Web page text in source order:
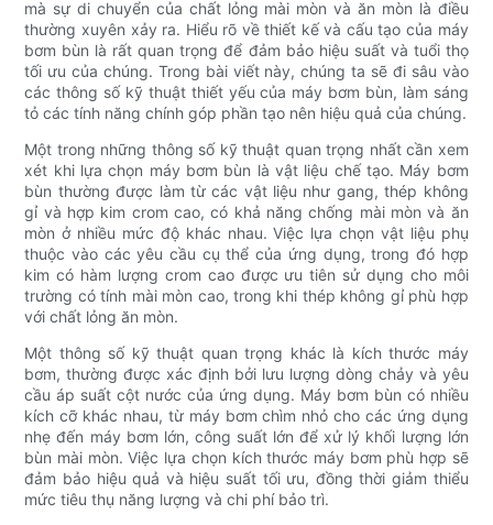
mà sự di chuyển của chất lỏng mài mòn và ăn mòn là điều
thường xuyên xảy ra. Hiểu rõ về thiết kế và cấu tạo của máy
bơm bùn là rất quan trọng để đảm bảo hiệu suất và tuổi thọ
tối ưu của chúng. Trong bài viết này, chúng ta sẽ đi sâu vào
các thông số kỹ thuật thiết yếu của máy bơm bùn, làm sáng
tỏ các tính năng chính góp phần tạo nên hiệu quả của chúng.
Một trong những thông số kỹ thuật quan trọng nhất cần xem
xét khi lựa chọn máy bơm bùn là vật liệu chế tạo. Máy bơm
bùn thường được làm từ các vật liệu như gang, thép không
gỉ và hợp kim crom cao, có khả năng chống mài mòn và ăn
mòn ở nhiều mức độ khác nhau. Việc lựa chọn vật liệu phụ
thuộc vào các yêu cầu cụ thể của ứng dụng, trong đó hợp
kim có hàm lượng crom cao được ưu tiên sử dụng cho môi
trường có tính mài mòn cao, trong khi thép không gỉ phù hợp
với chất lỏng ăn mòn.
Một thông số kỹ thuật quan trọng khác là kích thước máy
bơm, thường được xác định bởi lưu lượng dòng chảy và yêu
cầu áp suất cột nước của ứng dụng. Máy bơm bùn có nhiều
kích cỡ khác nhau, từ máy bơm chìm nhỏ cho các ứng dụng
nhẹ đến máy bơm lớn, công suất lớn để xử lý khối lượng lớn
bùn mài mòn. Việc lựa chọn kích thước máy bơm phù hợp sẽ
đảm bảo hiệu quả và hiệu suất tối ưu, đồng thời giảm thiểu
mức tiêu thụ năng lượng và chi phí bảo trì.